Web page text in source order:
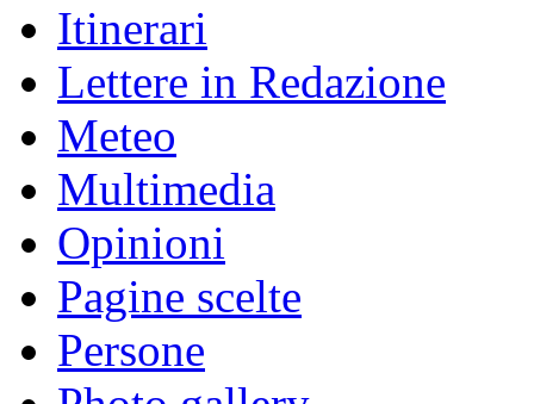
Itinerari
Lettere in Redazione
Meteo
Multimedia
Opinioni
Pagine scelte
Persone